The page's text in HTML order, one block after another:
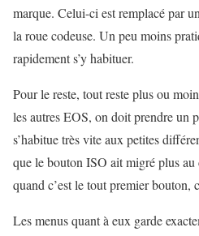
marque. Celui-ci est remplacé par
la roue codeuse. Un peu moins
rapidement s’y habituer.
Pour le reste, tout reste plus ou
les autres EOS, on doit prendre un
s’habitue très vite aux petites
que le bouton ISO ait migré plus au
quand c’est le tout premier bouton,
Les menus quant à eux garde